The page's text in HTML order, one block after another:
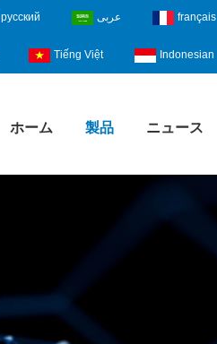
русский عربى français
Tiếng Việt Indonesian
ホーム 製品 ニュース